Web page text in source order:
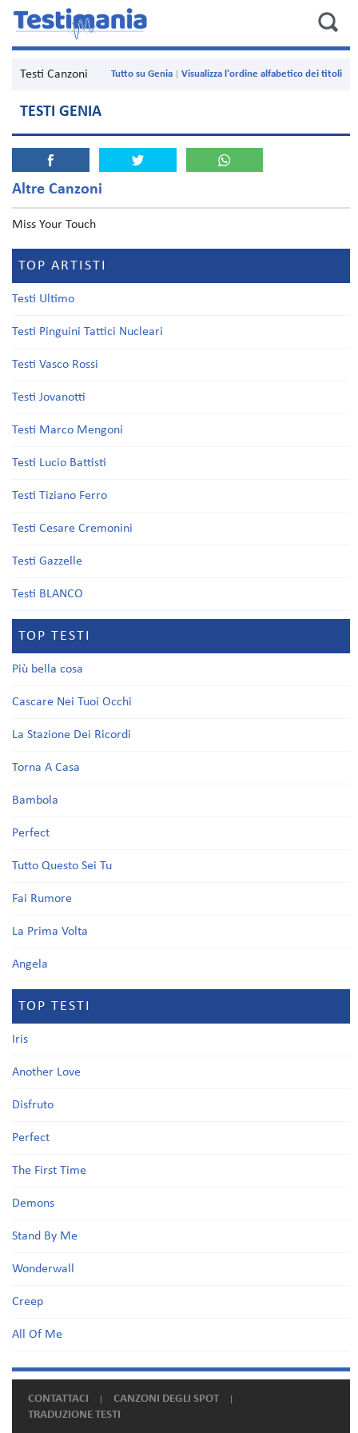
Testi Canzoni Visualizza l'ordine alfabetico dei titoli
Tutto su Genia
TESTI GENIA
Altre Canzoni
Miss Your Touch
TOP ARTISTI
Testi Ultimo
Testi Pinguini Tattici Nucleari
Testi Vasco Rossi
Testi Jovanotti
Testi Marco Mengoni
Testi Lucio Battisti
Testi Tiziano Ferro
Testi Cesare Cremonini
Testi Gazzelle
Testi BLANCO
TOP TESTI
Più bella cosa
Cascare Nei Tuoi Occhi
La Stazione Dei Ricordi
Torna A Casa
Bambola
Perfect
Tutto Questo Sei Tu
Fai Rumore
La Prima Volta
Angela
TOP TESTI
Iris
Another Love
Disfruto
Perfect
The First Time
Demons
Stand By Me
Wonderwall
Creep
All Of Me
CONTATTACI
CANZONI DEGLI SPOT
TRADUZIONE TESTI